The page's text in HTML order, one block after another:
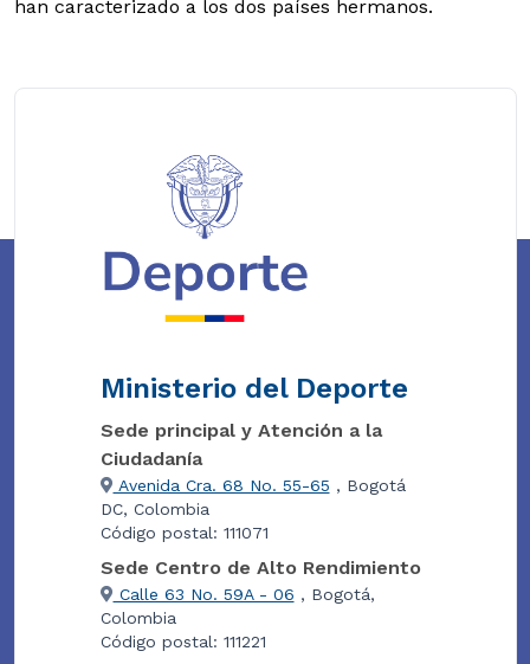
han caracterizado a los dos países hermanos.
Ministerio del Deporte
Sede principal y Atención a la
Ciudadanía
Avenida Cra. 68 No. 55-65 , Bogotá
DC, Colombia
Código postal: 111071
Sede Centro de Alto Rendimiento
Calle 63 No. 59A - 06 , Bogotá,
Colombia
Código postal: 111221